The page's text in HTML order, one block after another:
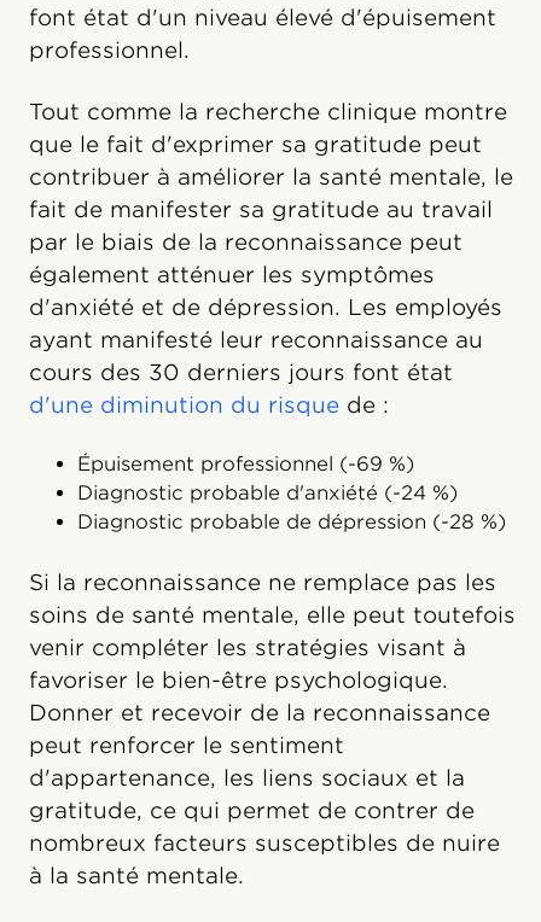
font état d'un niveau élevé d'épuisement
professionnel.
Tout comme la recherche clinique montre
que le fait d'exprimer sa gratitude peut
contribuer à améliorer la santé mentale, le
fait de manifester sa gratitude au travail
par le biais de la reconnaissance peut
également atténuer les symptômes
d'anxiété et de dépression. Les employés
ayant manifesté leur reconnaissance au
cours des 30 derniers jours font état
d'une diminution du risque de :
Épuisement professionnel (-69 %)
Diagnostic probable d'anxiété (-24 %)
Diagnostic probable de dépression (-28 %)
Si la reconnaissance ne remplace pas les
soins de santé mentale, elle peut toutefois
venir compléter les stratégies visant à
favoriser le bien-être psychologique.
Donner et recevoir de la reconnaissance
peut renforcer le sentiment
d'appartenance, les liens sociaux et la
gratitude, ce qui permet de contrer de
nombreux facteurs susceptibles de nuire
à la santé mentale.